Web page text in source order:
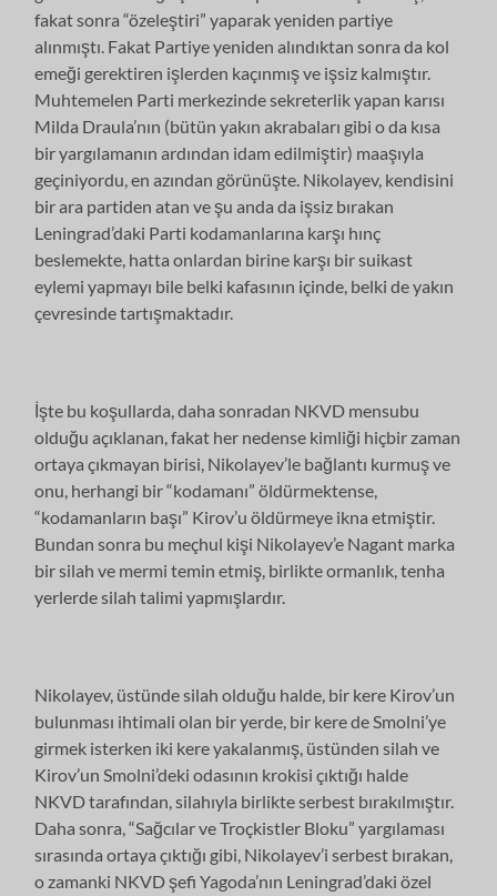
fakat sonra “özeleştiri” yaparak yeniden partiye
alınmıştı. Fakat Partiye yeniden alındıktan sonra da kol
emeği gerektiren işlerden kaçınmış ve işsiz kalmıştır.
Muhtemelen Parti merkezinde sekreterlik yapan karısı
Milda Draula’nın (bütün yakın akrabaları gibi o da kısa
bir yargılamanın ardından idam edilmiştir) maaşıyla
geçiniyordu, en azından görünüşte. Nikolayev, kendisini
bir ara partiden atan ve şu anda da işsiz bırakan
Leningrad’daki Parti kodamanlarına karşı hınç
beslemekte, hatta onlardan birine karşı bir suikast
eylemi yapmayı bile belki kafasının içinde, belki de yakın
çevresinde tartışmaktadır.
İşte bu koşullarda, daha sonradan NKVD mensubu
olduğu açıklanan, fakat her nedense kimliği hiçbir zaman
ortaya çıkmayan birisi, Nikolayev’le bağlantı kurmuş ve
onu, herhangi bir “kodamanı” öldürmektense,
“kodamanların başı” Kirov’u öldürmeye ikna etmiştir.
Bundan sonra bu meçhul kişi Nikolayev’e Nagant marka
bir silah ve mermi temin etmiş, birlikte ormanlık, tenha
yerlerde silah talimi yapmışlardır.
Nikolayev, üstünde silah olduğu halde, bir kere Kirov’un
bulunması ihtimali olan bir yerde, bir kere de Smolni’ye
girmek isterken iki kere yakalanmış, üstünden silah ve
Kirov’un Smolni’deki odasının krokisi çıktığı halde
NKVD tarafından, silahıyla birlikte serbest bırakılmıştır.
Daha sonra, “Sağcılar ve Troçkistler Bloku” yargılaması
sırasında ortaya çıktığı gibi, Nikolayev’i serbest bırakan,
o zamanki NKVD şefi Yagoda’nın Leningrad’daki özel